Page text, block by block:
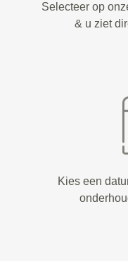
Selecteer op
& u ziet
Kies een